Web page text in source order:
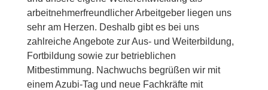
arbeitnehmerfreundlicher Arbeitgeber liegen uns
sehr am Herzen. Deshalb gibt es bei uns
zahlreiche Angebote zur Aus- und Weiterbildung,
Fortbildung sowie zur betrieblichen
Mitbestimmung. Nachwuchs begrüßen wir mit
einem Azubi-Tag und neue Fachkräfte mit